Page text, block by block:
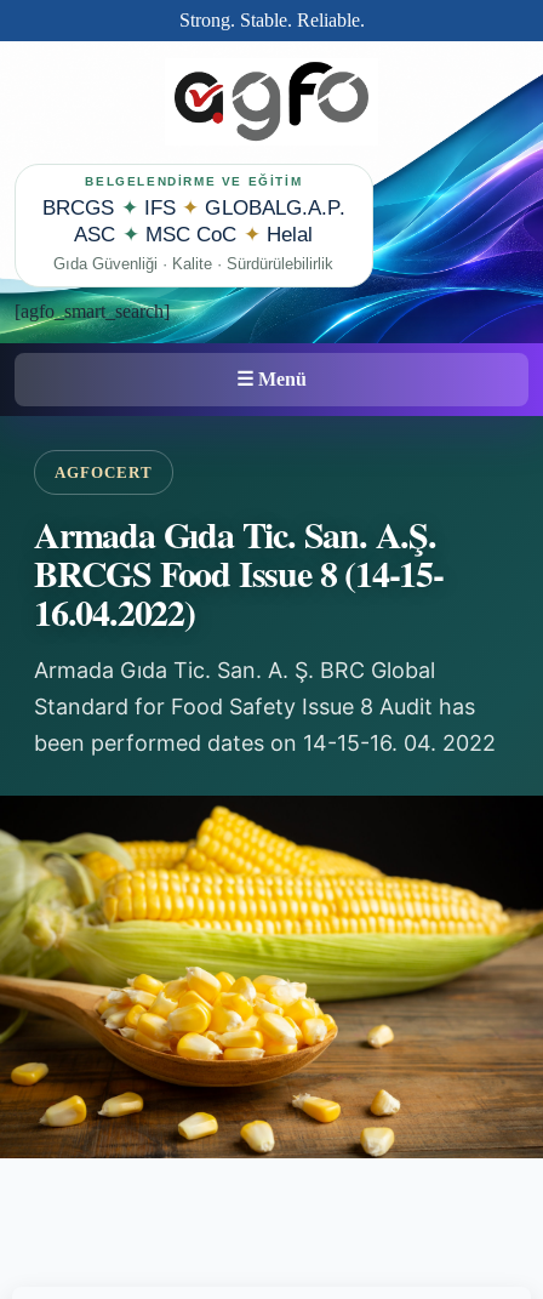
Strong. Stable. Reliable.
BELGELENDİRME VE EĞİTİM
BRCGS ✦ IFS ✦ GLOBALG.A.P.
ASC ✦ MSC CoC ✦ Helal
Gıda Güvenliği · Kalite · Sürdürülebilirlik
[agfo_smart_search]
☰ Menü
AGFOCERT
Armada Gıda Tic. San. A.Ş.
BRCGS Food Issue 8 (14-15-
16.04.2022)
Armada Gıda Tic. San. A. Ş. BRC Global
Standard for Food Safety Issue 8 Audit has
been performed dates on 14-15-16. 04. 2022